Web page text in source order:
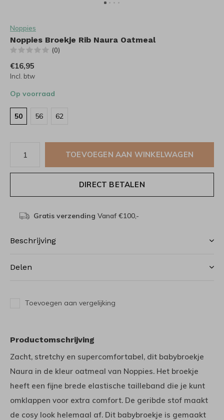
Noppies
Noppies Broekje Rib Naura Oatmeal
(0)
€16,95
Incl. btw
Op voorraad
50 56 62
TOEVOEGEN AAN WINKELWAGEN
DIRECT BETALEN
Gratis verzending Vanaf €100,-
Beschrijving
Delen
Toevoegen aan vergelijking
Productomschrijving
Zacht, stretchy en supercomfortabel, dit babybroekje
Naura in de kleur oatmeal van Noppies. Het broekje
heeft een fijne brede elastische tailleband die je kunt
omklappen voor extra comfort. De geribde stof maakt
de cosy look helemaal af. Dit babybroekje is gemaakt